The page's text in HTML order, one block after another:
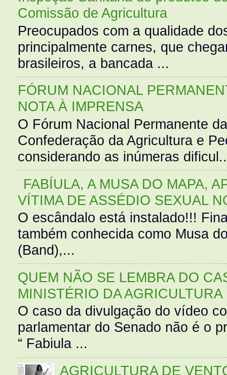
Comissão de Agricultura
Preocupados com a qualidade
principalmente carnes, que
brasileiros, a bancada ...
FÓRUM NACIONAL
NOTA À IMPRENSA
O Fórum Nacional Permanente
Confederação da Agricultura e
considerando as inúmeras
FABÍULA, A MUSA DO MAPA,
VÍTIMA DE ASSÉDIO SEXUAL
O escândalo está instalado!!!
também conhecida como Musa
(Band),...
QUEM NÃO SE LEMBRA DO
MINISTÉRIO DA AGRICULTURA
O caso da divulgação do vídeo
parlamentar do Senado não é o
“ Fabiula ...
AGRICULTURA DE